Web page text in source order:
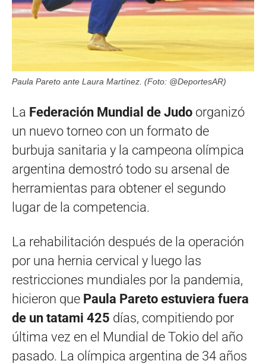
Paula Pareto ante Laura Martínez. (Foto: @DeportesAR)
La Federación Mundial de Judo organizó
un nuevo torneo con un formato de
burbuja sanitaria y la campeona olímpica
argentina demostró todo su arsenal de
herramientas para obtener el segundo
lugar de la competencia.
La rehabilitación después de la operación
por una hernia cervical y luego las
restricciones mundiales por la pandemia,
hicieron que Paula Pareto estuviera fuera
de un tatami 425 días, compitiendo por
última vez en el Mundial de Tokio del año
pasado. La olímpica argentina de 34 años